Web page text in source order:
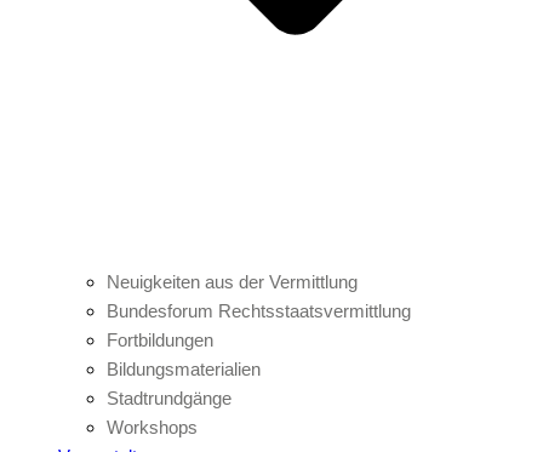
Neuigkeiten aus der Vermittlung
Bundesforum Rechtsstaatsvermittlung
Fortbildungen
Bildungsmaterialien
Stadtrundgänge
Workshops